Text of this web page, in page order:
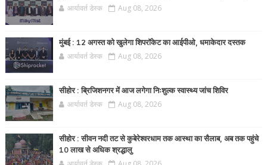
आर्यावर्त डेस्क Aug 08, 2026
मुंबई : 12 अगस्त को खुलेगा शिपरॉकेट का आईपीओ, धमाकेदार दस्तक
आर्यावर्त डेस्क Aug 08, 2026
सीहोर : ब्रिजिशनगर में आज लगेगा निःशुल्क स्वास्थ्य जांच शिविर
आर्यावर्त डेस्क Aug 08, 2026
सीहोर : सीवन नदी तट से कुबेरेश्वरधाम तक आस्था का सैलाब, अब तक पहुंचे
10 लाख से अधिक श्रद्धालु